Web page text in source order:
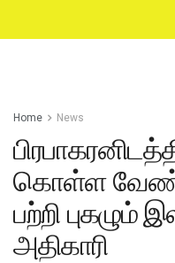
Home News
கொள்ள
பற்றி
அதிகாரி